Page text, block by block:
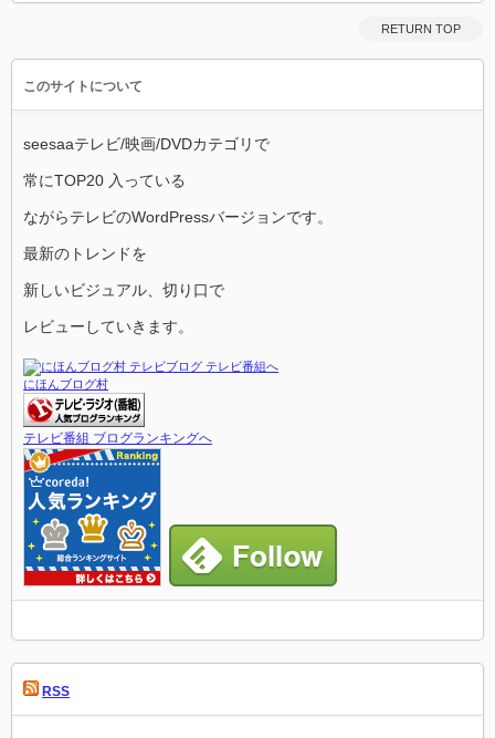
RETURN TOP
このサイトについて
seesaaテレビ/映画/DVDカテゴリで
常にTOP20 入っている
ながらテレビのWordPressバージョンです。
最新のトレンドを
新しいビジュアル、切り口で
レビューしていきます。
にほんブログ村
テレビ番組 ブログランキングへ
RSS